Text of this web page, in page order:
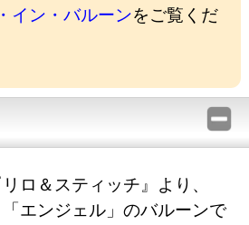
イン・バルーンをご覧くだ
ロ＆スティッチ』より、
「エンジェル」のバルーンで